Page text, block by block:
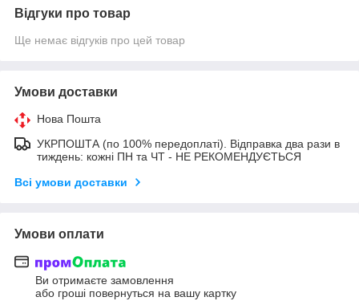
Відгуки про товар
Ще немає відгуків про цей товар
Умови доставки
Нова Пошта
УКРПОШТА (по 100% передоплаті). Відправка два рази в
тиждень: кожні ПН та ЧТ - НЕ РЕКОМЕНДУЄТЬСЯ
Всі умови доставки
Умови оплати
Ви отримаєте замовлення
або гроші повернуться на вашу картку